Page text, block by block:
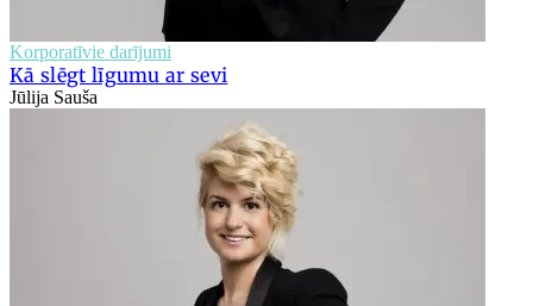
Korporatīvie darījumi
Kā slēgt līgumu ar sevi
Jūlija Sauša